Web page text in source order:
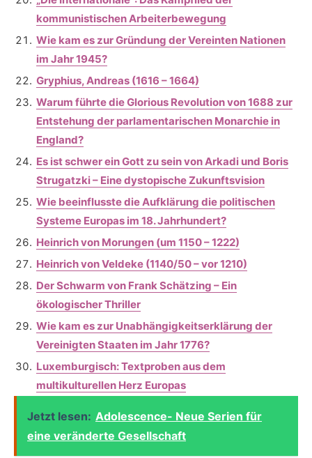
kommunistischen Arbeiterbewegung
Wie kam es zur Gründung der Vereinten Nationen
im Jahr 1945?
Gryphius, Andreas (1616 – 1664)
Warum führte die Glorious Revolution von 1688 zur
Entstehung der parlamentarischen Monarchie in
England?
Es ist schwer ein Gott zu sein von Arkadi und Boris
Strugatzki – Eine dystopische Zukunftsvision
Wie beeinflusste die Aufklärung die politischen
Systeme Europas im 18. Jahrhundert?
Heinrich von Morungen (um 1150 – 1222)
Heinrich von Veldeke (1140/50 – vor 1210)
Der Schwarm von Frank Schätzing – Ein
ökologischer Thriller
Wie kam es zur Unabhängigkeitserklärung der
Vereinigten Staaten im Jahr 1776?
Luxemburgisch: Textproben aus dem
multikulturellen Herz Europas
Jetzt lesen: Adolescence- Neue Serien für
eine veränderte Gesellschaft